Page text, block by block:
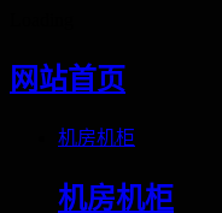
网站首页
机房机柜
机房机柜